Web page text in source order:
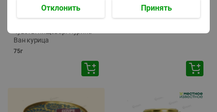
руб./шт
Ван курица
75г
ТОФУ Vegetus ТВЕРДЫЙ
Отклонить Принять